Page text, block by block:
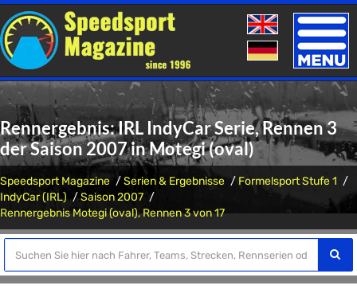
Toggle
Rennergebnis: IRL IndyCar Serie, Rennen 3
der Saison 2007 in Motegi (oval)
Speedsport Magazine Serien & Ergebnisse
Formelsport Stufe 1
IndyCar (IRL)
Saison 2007
Rennergebnis Motegi (oval), Rennen 3 von 17